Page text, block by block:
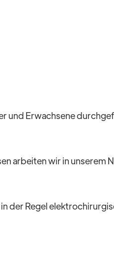
und Erwachsene
arbeiten wir in unserem
der Regel